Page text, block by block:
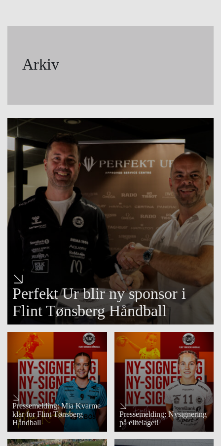
Arkiv
Perfekt Ur blir ny sponsor i
Flint Tønsberg Håndball
Pressemelding: Mia Kvarme
klar for Flint Tønsberg
Håndball
Pressemelding: Nysignering
på elitelaget!